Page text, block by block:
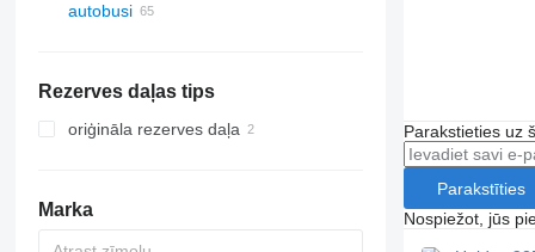
autobusi
Rezerves daļas tips
oriģināla rezerves daļa
Marka
Parakstieties uz
Parakstīties
Nospiežot, jūs